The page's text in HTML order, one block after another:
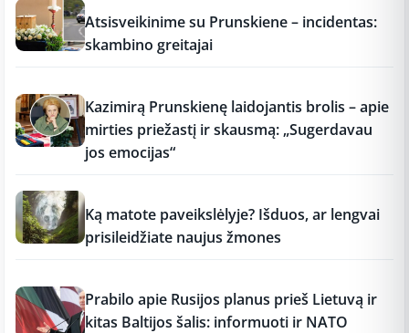
Atsisveikinime su Prunskiene – incidentas:
skambino greitajai
Kazimirą Prunskienę laidojantis brolis – apie
mirties priežastį ir skausmą: „Sugerdavau
jos emocijas“
Ką matote paveikslėlyje? Išduos, ar lengvai
prisileidžiate naujus žmones
Prabilo apie Rusijos planus prieš Lietuvą ir
kitas Baltijos šalis: informuoti ir NATO